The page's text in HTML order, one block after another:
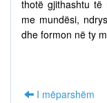
thotë gjithashtu të
me mundësi,
dhe formon në ty
I mëparshëm